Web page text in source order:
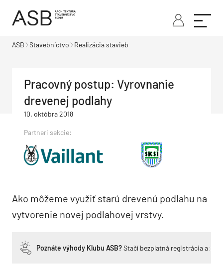
ASB Stavebníctvo Realizácia stavieb
Pracovný postup: Vyrovnanie
drevenej podlahy
10. októbra 2018
Partneri sekcie:
Ako môžeme využiť starú drevenú podlahu na
vytvorenie novej podlahovej vrstvy.
Poznáte výhody Klubu ASB?Stačí bezplatná registrácia a